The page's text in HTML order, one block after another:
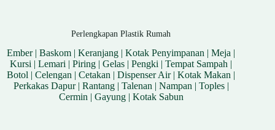
Perlengkapan Plastik Rumah
Ember|Baskom |Keranjang |Kotak Penyimpanan |Meja |
Kursi |Lemari |Piring |Gelas |Pengki |Tempat Sampah |
Botol |Celengan |Cetakan |Dispenser Air|Kotak Makan |
Perkakas Dapur| Rantang| Talenan | Nampan | Toples|
Cermin | Gayung| Kotak Sabun